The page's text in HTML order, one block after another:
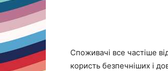
Споживачі все частіше
користь безпечніших і